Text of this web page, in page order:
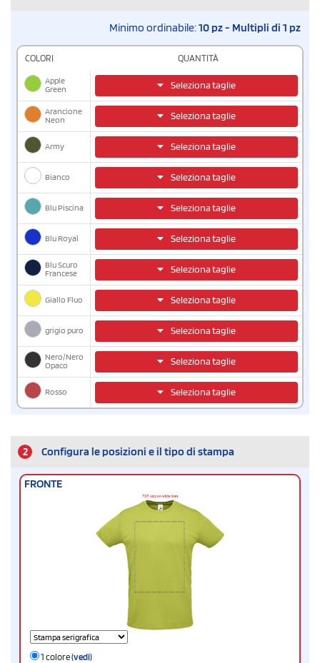
Minimo ordinabile:10 pz - Multipli di 1 pz
COLORI QUANTITÀ
Apple
Green
Seleziona taglie
Arancione
Neon
Seleziona taglie
Army Seleziona taglie
Bianco Seleziona taglie
Blu Piscina Seleziona taglie
Blu Royal Seleziona taglie
Blu Scuro
Francese
Seleziona taglie
Giallo Fluo Seleziona taglie
grigio puro Seleziona taglie
Nero/Nero
Opaco
Seleziona taglie
Rosso Seleziona taglie
2 Configura le posizioni e il tipo di stampa
FRONTE
1 colore(vedi)